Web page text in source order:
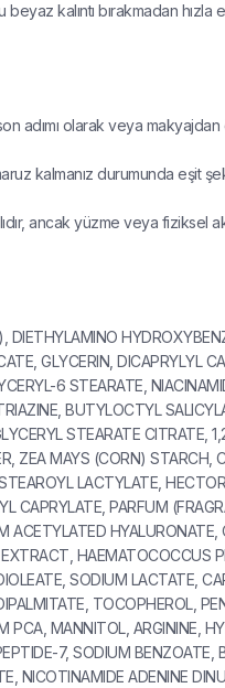
beyaz kalıntı bırakmadan hızla
adımı olarak veya
kalmanız durumunda eşit
ancak yüzme veya fiziksel
DIETHYLAMINO
GLYCERIN, DICAPRYLYL
6 STEARATE,
BUTYLOCTYL
STEARATE CITRATE,
ZEA MAYS (CORN) STARCH,
LACTYLATE,
CAPRYLATE, PARFUM
ACETYLATED
HAEMATOCOCCUS
SODIUM LACTATE,
TOCOPHEROL,
PCA, MANNITOL, ARGININE,
7, SODIUM BENZOATE,
NICOTINAMIDE ADENINE